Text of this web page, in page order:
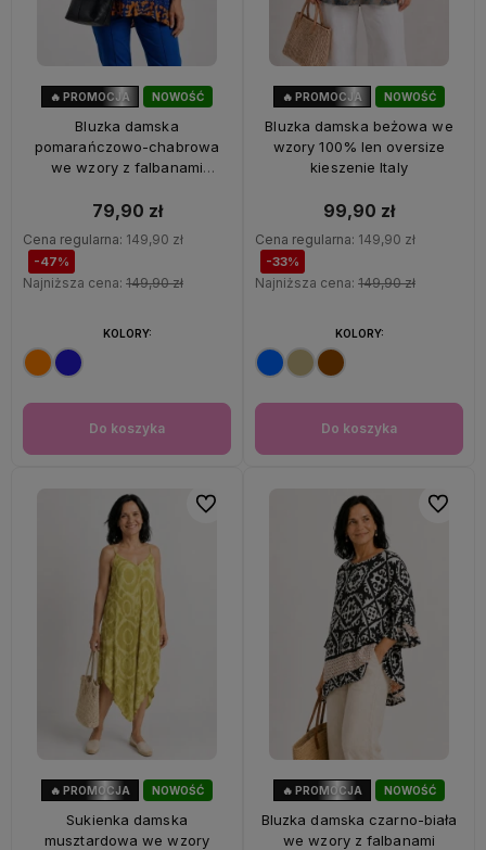
NOWOŚĆ
🔥 PROMOCJA
Bluzka damska
pomarańczowo-chabrowa
we wzory z falbanami
79,90 zł
Cena regularna: 149,90 zł
-47%
Najniższa cena: 149,90 zł
Do koszyka
KOLORY:
NOWOŚĆ
OKAZJA
🔥 PROMOCJA
Bluzka damska beżowa we
wzory 100% len oversize
kieszenie Italy
99,90 zł
Cena regularna: 149,90 zł
-33%
Najniższa cena: 149,90 zł
Do koszyka
KOLORY:
NOWOŚĆ
🔥 PROMOCJA
Sukienka damska
musztardowa we wzory
Do ulubionych
NOWOŚĆ
🔥 PROMOCJA
Bluzka damska czarno-biała
we wzory z falbanami
Do